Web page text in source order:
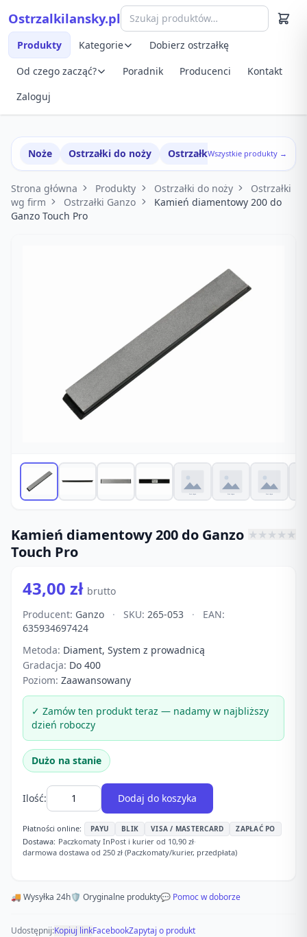
Ostrzalkilansky.pl
Produkty Kategorie
Dobierz ostrzałkę
Od czego zacząć?
Poradnik Producenci
Kontakt
Zaloguj
Noże Ostrzałki do noży Ostrzałki w zestawach
Wszystkie produkty →
Strona główna Produkty Ostrzałki do noży
Ostrzałki
wg firm
Ostrzałki Ganzo
Kamień diamentowy 200 do
Ganzo Touch Pro
Kamień diamentowy 200 do Ganzo
Touch Pro
★★★★★
43,00 zł brutto
Producent: Ganzo · SKU: 265-053 ·
EAN:
635934697424
Metoda: Diament, System z prowadnicą
Gradacja: Do 400
Poziom: Zaawansowany
✓ Zamów ten produkt teraz — nadamy w najbliższy
dzień roboczy
Dużo na stanie
Ilość: Dodaj do koszyka
Płatności online: PAYU BLIK VISA / MASTERCARD ZAPŁAĆ PO
Dostawa: Paczkomaty InPost i kurier od 10,90 zł·
darmowa dostawa od 250 zł (Paczkomaty/kurier, przedpłata)
🚚 Wysyłka 24h🛡️ Oryginalne produkty💬 Pomoc w doborze
Udostępnij:Kopiuj linkFacebookZapytaj o produkt
Szybki podgląd produktu